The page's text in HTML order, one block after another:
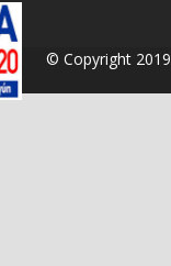
© Copyright